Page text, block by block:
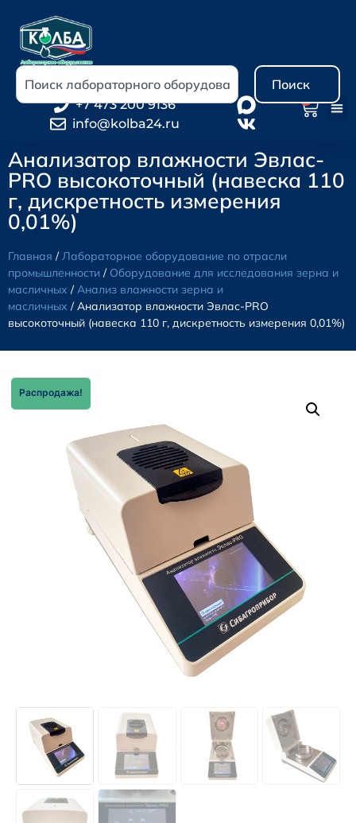
Поиск
+7 473 200 9136
info@kolba24.ru
Анализатор влажности Эвлас-
PRO высокоточный (навеска 110
г, дискретность измерения
0,01%)
Главная /Лабораторное оборудование по отрасли
промышленности / Оборудование для исследования зерна и
масличных /Анализ влажности зерна и
масличных / Анализатор влажности Эвлас-PRO
высокоточный (навеска 110 г, дискретность измерения 0,01%)
Распродажа!